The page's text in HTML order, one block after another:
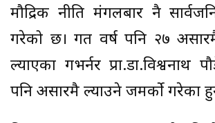
मौद्रिक नीति मंगलबार नै
गरेको छ। गत वर्ष पनि २७ असारमै
ल्याएका गभर्नर प्रा.डा.विश्वनाथ
पनि असारमै ल्याउने जमर्को गरेका